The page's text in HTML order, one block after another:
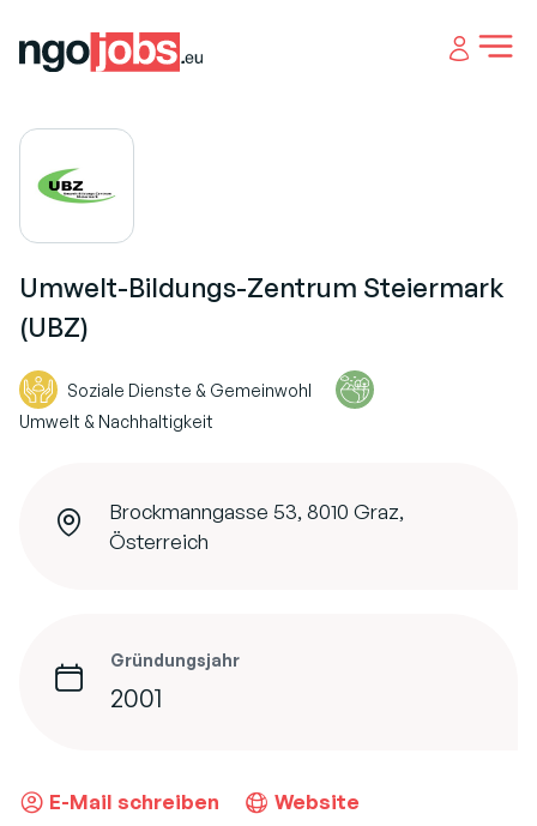
Open
Umwelt-Bildungs-Zentrum Steiermark
(UBZ)
Soziale Dienste & Gemeinwohl
Umwelt & Nachhaltigkeit
Brockmanngasse 53, 8010 Graz,
Österreich
Gründungsjahr
2001
E-Mail schreiben Website